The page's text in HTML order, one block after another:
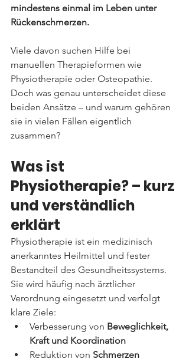
mindestens einmal im Leben unter
Rückenschmerzen.
Viele davon suchen Hilfe bei
manuellen Therapieformen wie
Physiotherapie oder Osteopathie.
Doch was genau unterscheidet diese
beiden Ansätze – und warum gehören
sie in vielen Fällen eigentlich
zusammen?
Was ist
Physiotherapie? – kurz
und verständlich
erklärt
Physiotherapie ist ein medizinisch
anerkanntes Heilmittel und fester
Bestandteil des Gesundheitssystems.
Sie wird häufig nach ärztlicher
Verordnung eingesetzt und verfolgt
klare Ziele:
Verbesserung von Beweglichkeit,
Kraft und Koordination
Reduktion von Schmerzen